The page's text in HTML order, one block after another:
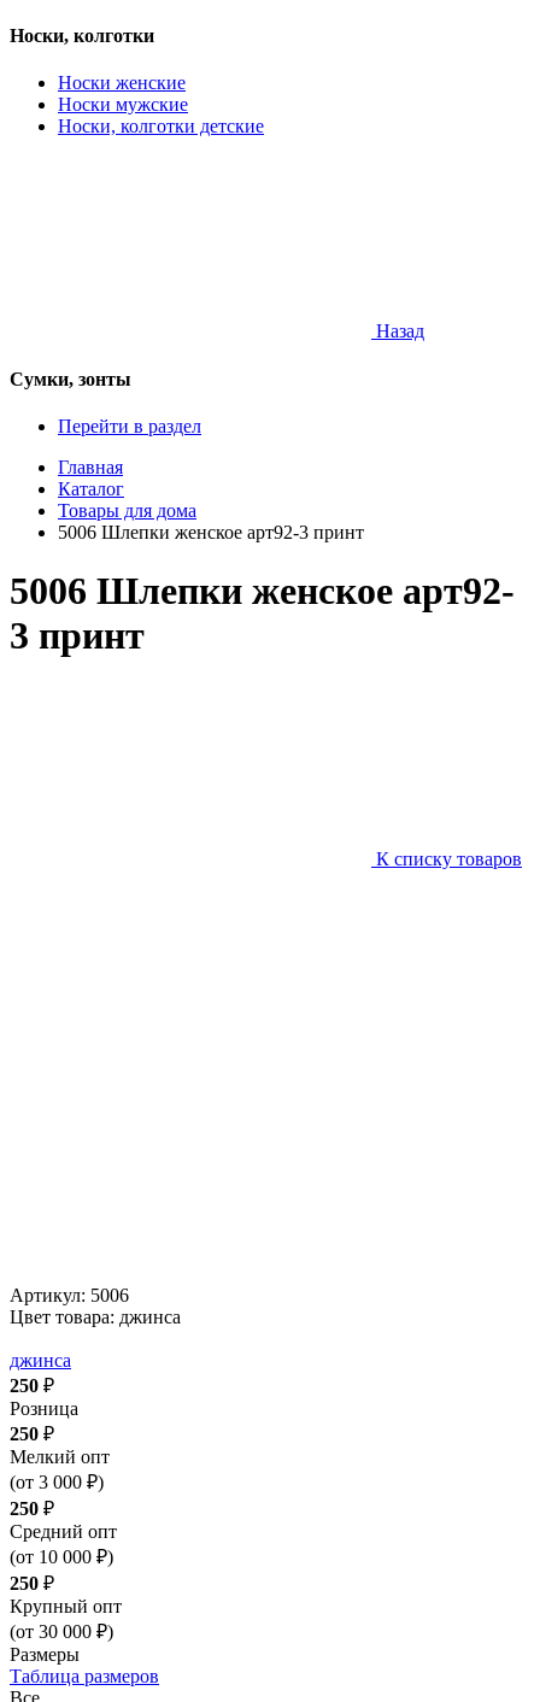
Носки, колготки
Носки женские
Носки мужские
Носки, колготки детские
Назад
Сумки, зонты
Перейти в раздел
Главная
Каталог
Товары для дома
5006 Шлепки женское арт92-3 принт
5006 Шлепки женское арт92-
3 принт
К списку товаров
Артикул: 5006
Цвет товара: джинса
джинса
250 ₽
Розница
250 ₽
Мелкий опт
(от 3 000 ₽)
250 ₽
Средний опт
(от 10 000 ₽)
250 ₽
Крупный опт
(от 30 000 ₽)
Размеры
Таблица размеров
Все